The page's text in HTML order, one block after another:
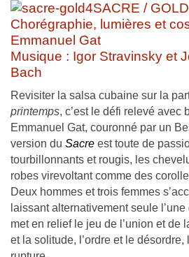
SACRE / GOLD
Chorégraphie, lumières et
Emmanuel Gat
Musique : Igor Stravinsky et
Bach
Revisiter la salsa cubaine sur la
printemps, c’est le défi relevé avec
Emmanuel Gat, couronné par un
version du Sacre est toute de
tourbillonnants et rougis, les
robes virevoltant comme des
Deux hommes et trois femmes
laissant alternativement seule l’une
met en relief le jeu de l’union et de
et la solitude, l’ordre et le désordre,